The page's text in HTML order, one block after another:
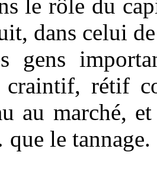
le rôle du
dans celui
gens
craintif, rétif
au marché,
le tannage.